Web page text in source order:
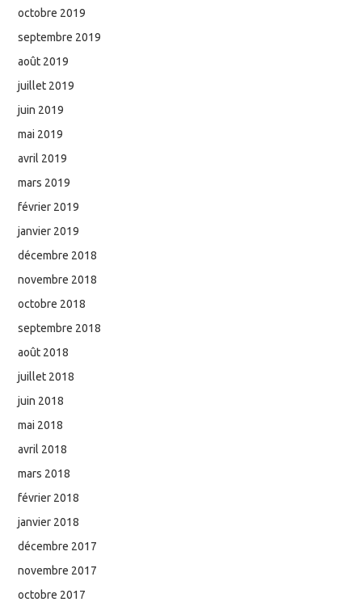
octobre 2019
septembre 2019
août 2019
juillet 2019
juin 2019
mai 2019
avril 2019
mars 2019
février 2019
janvier 2019
décembre 2018
novembre 2018
octobre 2018
septembre 2018
août 2018
juillet 2018
juin 2018
mai 2018
avril 2018
mars 2018
février 2018
janvier 2018
décembre 2017
novembre 2017
octobre 2017